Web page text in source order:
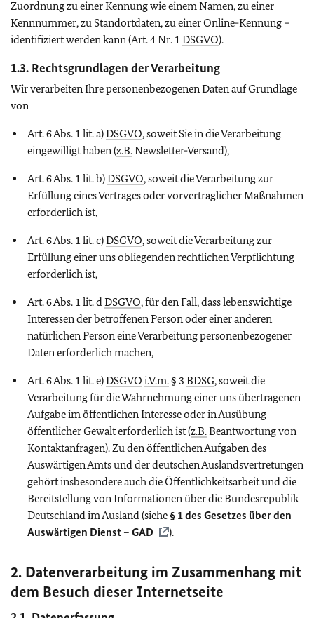
Zuordnung zu einer Kennung wie einem Namen, zu einer
Kennnummer, zu Standortdaten, zu einer Online-Kennung –
identifiziert werden kann (Art. 4 Nr. 1 DSGVO).
1.3. Rechtsgrundlagen der Verarbeitung
Wir verarbeiten Ihre personenbezogenen Daten auf Grundlage
von
Art. 6 Abs. 1 lit. a)DSGVO, soweit Sie in die Verarbeitung
eingewilligt haben (z.B.Newsletter-Versand),
Art. 6 Abs. 1 lit. b)DSGVO, soweit die Verarbeitung zur
Erfüllung eines Vertrages oder vorvertraglicher Maßnahmen
erforderlich ist,
Art. 6 Abs. 1 lit. c)DSGVO, soweit die Verarbeitung zur
Erfüllung einer uns obliegenden rechtlichen Verpflichtung
erforderlich ist,
Art. 6 Abs. 1 lit. dDSGVO, für den Fall, dass lebenswichtige
Interessen der betroffenen Person oder einer anderen
natürlichen Person eine Verarbeitung personenbezogener
Daten erforderlich machen,
Art. 6 Abs. 1 lit. e)DSGVO i.V.m.§ 3 BDSG, soweit die
Verarbeitung für die Wahrnehmung einer uns übertragenen
Aufgabe im öffentlichen Interesse oder in Ausübung
öffentlicher Gewalt erforderlich ist (z.B.Beantwortung von
Kontaktanfragen). Zu den öffentlichen Aufgaben des
Auswärtigen Amts und der deutschen Auslandsvertretungen
gehört insbesondere auch die Öffentlichkeitsarbeit und die
Bereitstellung von Informationen über die Bundesrepublik
Deutschland im Ausland (siehe§ 1 des Gesetzes über den
Auswärtigen Dienst – GAD
).
2. Datenverarbeitung im Zusammenhang mit
dem Besuch dieser Internetseite